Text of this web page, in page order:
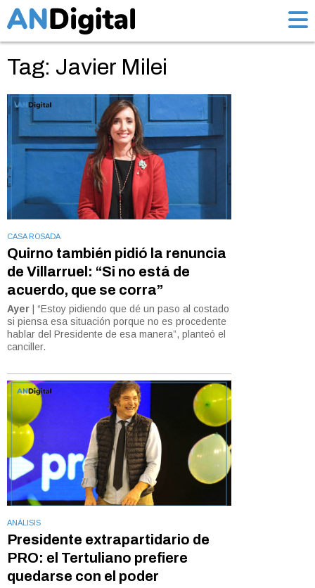
Tag: Javier Milei
CASA ROSADA
Quirno también pidió la renuncia
de Villarruel: “Si no está de
acuerdo, que se corra”
Ayer | “Estoy pidiendo que dé un paso al costado
si piensa esa situación porque no es procedente
hablar del Presidente de esa manera”, planteó el
canciller.
ANÁLISIS
Presidente extrapartidario de
PRO: el Tertuliano prefiere
quedarse con el poder